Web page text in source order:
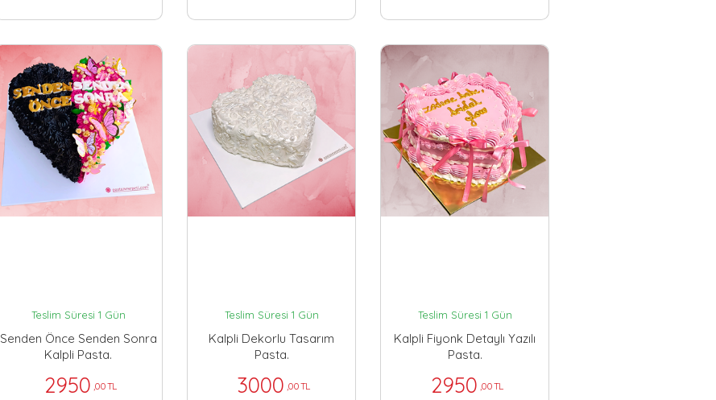
Teslim Süresi 1 Gün
Senden Önce Senden Sonra
Kalpli Pasta.
2950 ,00 TL
Teslim Süresi 1 Gün
Kalpli Dekorlu Tasarım
Pasta.
3000 ,00 TL
Teslim Süresi 1 Gün
Kalpli Fiyonk Detaylı Yazılı
Pasta.
2950 ,00 TL